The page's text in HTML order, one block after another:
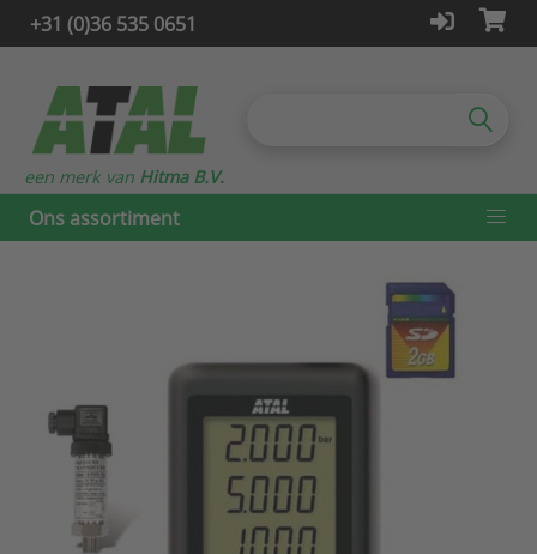
+31 (0)36 535 0651
Ons assortiment
een merk van Hitma B.V.